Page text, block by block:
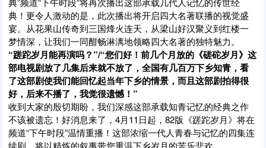
典！更令人激动的是，此次播出将开启四大名著联播的视觉盛
宴。从花果山传奇到三国烽火连天，从梁山好汉聚义到红楼一
梦情深，让我们一同酣畅淋漓地领略四大名著的独特魅力。
“蹉跎岁月能再演吗？”/“您们好！前几个月放的《磋砣岁月》这
部电视剧放了几集后来就不放了，全国有几百万下乡知青，看
了这部剧使我们能回忆起当年下乡的情景，而且这部剧拍得很
好，后来不播了，我觉很遗憾！”
收到大家的殷切期盼，我们深感这部承载知青记忆的经典之作
不该被遗忘！好消息来了，4月11日起，82版《蹉跎岁月》将在
频道“下午时段”温情重播！这部浓缩一代人青春与记忆的四集连
续剧，将以精炼的叙事带您重温下乡岁月的苦乐悲欢。